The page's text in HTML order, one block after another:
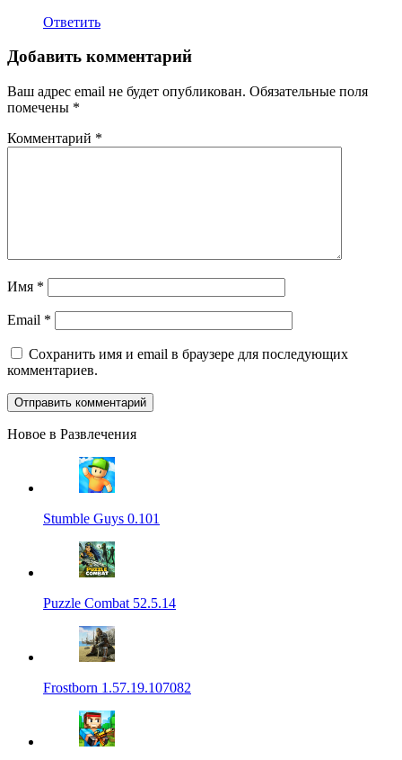
Ответить
Добавить комментарий
Ваш адрес email не будет опубликован. Обязательные поля
помечены *
Комментарий *
Имя *
Email *
Сохранить имя и email в браузере для последующих
комментариев.
Новое в Развлечения
Stumble Guys 0.101
Puzzle Combat 52.5.14
Frostborn 1.57.19.107082